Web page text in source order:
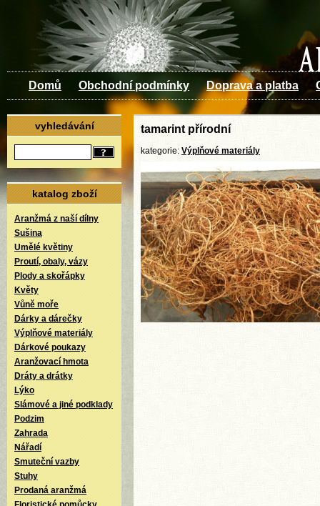
Domů Obchodní podmínky Doprava a platba
vyhledávání
katalog zboží
Aranžmá z naší dílny
Sušina
Umělé květiny
Proutí, obaly, vázy
Plody a skořápky
Květy
Vůně moře
Dárky a dárečky
Výplňové materiály
Dárkové poukazy
Aranžovací hmota
Dráty a drátky
Lýko
Slámové a jiné podklady
Podzim
Zahrada
Nářadí
Smuteční vazby
Stuhy
Prodaná aranžmá
tamarint přírodní
kategorie: Výplňové materiály